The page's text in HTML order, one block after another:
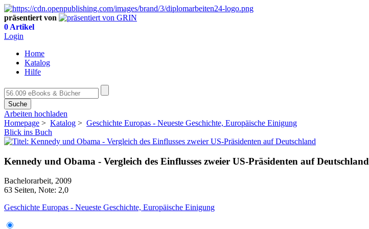
präsentiert von
0 Artikel
Login
Home
Katalog
Hilfe
Suche
Arbeiten hochladen
Homepage > Katalog > Geschichte Europas - Neueste Geschichte, Europäische Einigung
Blick ins Buch
Kennedy und Obama - Vergleich des Einflusses zweier US-Präsidenten auf Deutschland
Bachelorarbeit, 2009
63 Seiten, Note: 2,0
Geschichte Europas - Neueste Geschichte, Europäische Einigung